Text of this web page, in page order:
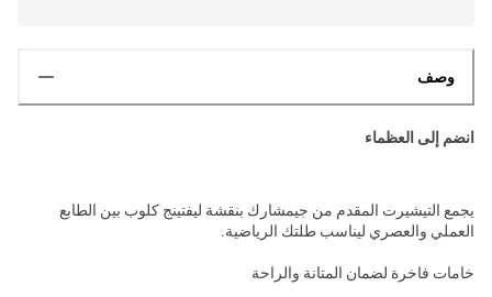
وصف
انضم إلى العظماء
يجمع التيشيرت المقدم من جيمشارك بنقشة ليفتينج كلوب بين الطابع
العملي والعصري ليناسب طلتك الرياضية.
خامات فاخرة لضمان المتانة والراحة